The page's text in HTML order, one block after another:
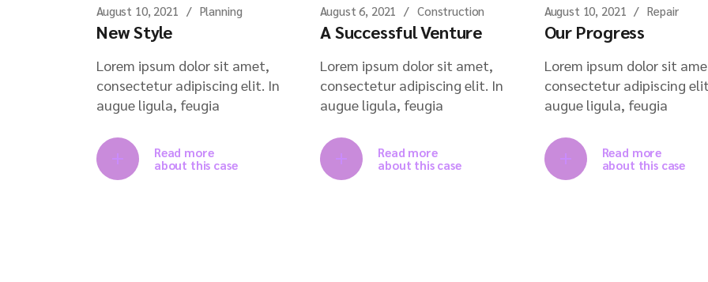
August 10, 2021 Planning
New Style
Lorem ipsum dolor sit amet,
consectetur adipiscing elit. In
augue ligula, feugia
Read more
about this case
August 6, 2021 Construction
A Successful Venture
Lorem ipsum dolor sit amet,
consectetur adipiscing elit. In
augue ligula, feugia
Read more
about this case
August 10, 2021 Repair
Our Progress
Lorem ipsum dolor sit
consectetur adipiscing
augue ligula, feugia
Read more
about this case